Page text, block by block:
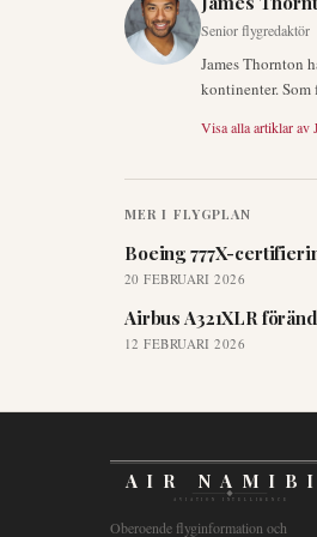
Senior flygredaktör
James Thornton
kontinenter.
Visa alla artiklar av
MER I FLYGPLAN
Boeing 777X-
20 FEBRUARI 2026
Airbus A321XLR
12 FEBRUARI 2026
AIR
AVIATION INTELLIGENCE
Oberoende flyginformation och